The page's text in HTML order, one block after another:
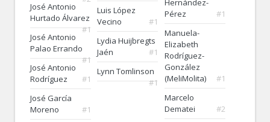
José Antonio
Hurtado Álvarez
#1
José Antonio
Palao Errando
#1
José Antonio
Rodríguez
#1
José García
Moreno
#1
Luis López
Vecino
#1
Lydia Huijbregts
Jaén
#1
Lynn Tomlinson
#1
Hernández-
Pérez
#1
Manuela-
Elizabeth
Rodríguez-
González
(MeliMolita)
#1
Marcelo
Dematei
#2